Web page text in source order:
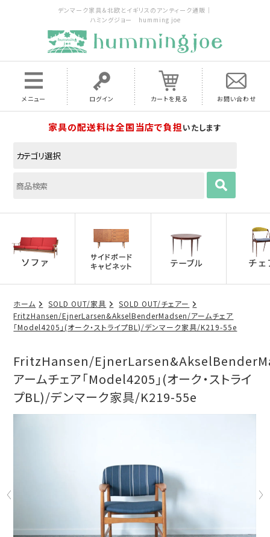
デンマーク家具＆北欧とイギリスのアンティーク通販｜
ハミングジョー humming joe
メニュー ログイン カートを見る お問い合わせ
家具の配送料は全国当店で負担いたします
ホーム SOLD OUT/家具
SOLD OUT/チェアー
FritzHansen/EjnerLarsen&AkselBenderMadsen/アームチェア
「Model4205」(オーク・ストライプBL)/デンマーク家具/K219-55e
FritzHansen/
アームチェア「Model4205」(オーク・ストライ
プBL)/デンマーク家具/K219-55e